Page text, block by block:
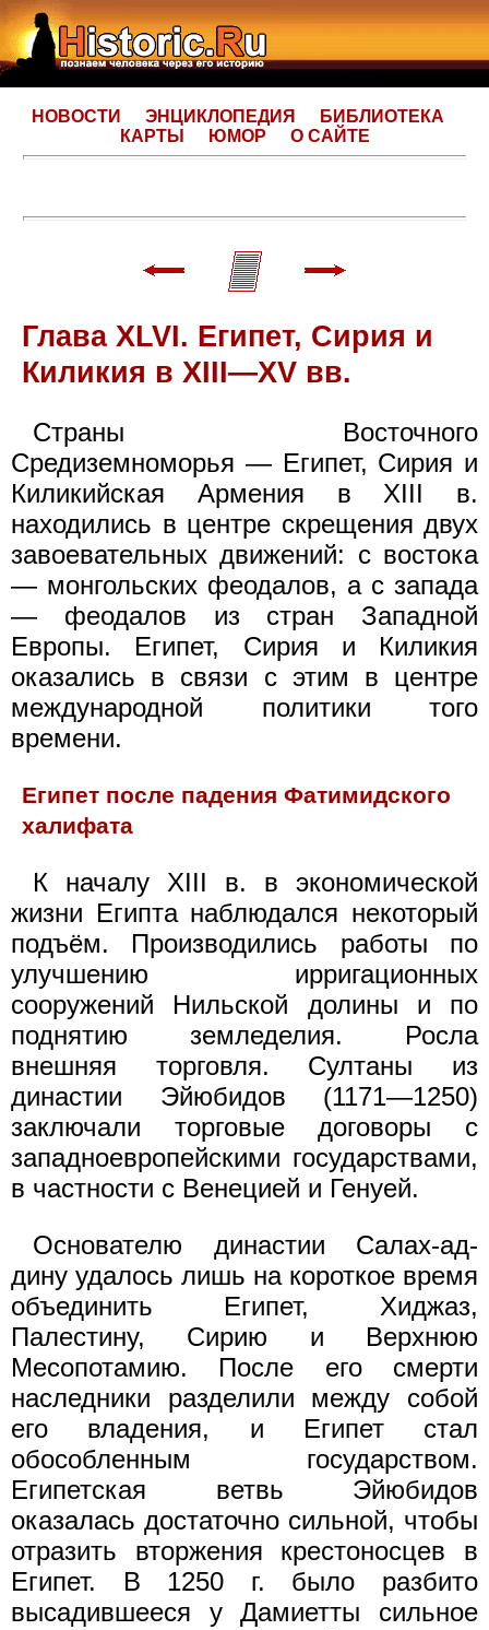
НОВОСТИ ЭНЦИКЛОПЕДИЯ
БИБЛИОТЕКА
КАРТЫ
ЮМОР О САЙТЕ
Глава XLVI. Египет, Сирия и
Киликия в XIII—XV вв.
Страны Восточного
Средиземноморья — Египет, Сирия и
Киликийская Армения в XIII в.
находились в центре скрещения двух
завоевательных движений: с востока
— монгольских феодалов, а с запада
— феодалов из стран Западной
Европы. Египет, Сирия и Киликия
оказались в связи с этим в центре
международной политики того
времени.
Египет после падения Фатимидского
халифата
К началу XIII в. в экономической
жизни Египта наблюдался некоторый
подъём. Производились работы по
улучшению ирригационных
сооружений Нильской долины и по
поднятию земледелия. Росла
внешняя торговля. Султаны из
династии Эйюбидов (1171—1250)
заключали торговые договоры с
западноевропейскими государствами,
в частности с Венецией и Генуей.
Основателю династии Салах-ад-
дину удалось лишь на короткое время
объединить Египет, Хиджаз,
Палестину, Сирию и Верхнюю
Месопотамию. После его смерти
наследники разделили между собой
его владения, и Египет стал
обособленным государством.
Египетская ветвь Эйюбидов
оказалась достаточно сильной, чтобы
отразить вторжения крестоносцев в
Египет. В 1250 г. было разбито
высадившееся у Дамиетты сильное